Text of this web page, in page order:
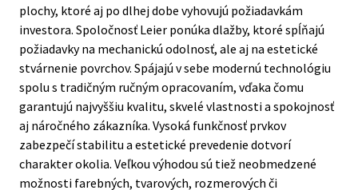
plochy, ktoré aj po dlhej dobe vyhovujú požiadavkám
investora. Spoločnosť Leier ponúka dlažby, ktoré spĺňajú
požiadavky na mechanickú odolnosť, ale aj na estetické
stvárnenie povrchov. Spájajú v sebe modernú technológiu
spolu s tradičným ručným opracovaním, vďaka čomu
garantujú najvyššiu kvalitu, skvelé vlastnosti a spokojnosť
aj náročného zákazníka. Vysoká funkčnosť prvkov
zabezpečí stabilitu a estetické prevedenie dotvorí
charakter okolia. Veľkou výhodou sú tiež neobmedzené
možnosti farebných, tvarových, rozmerových či